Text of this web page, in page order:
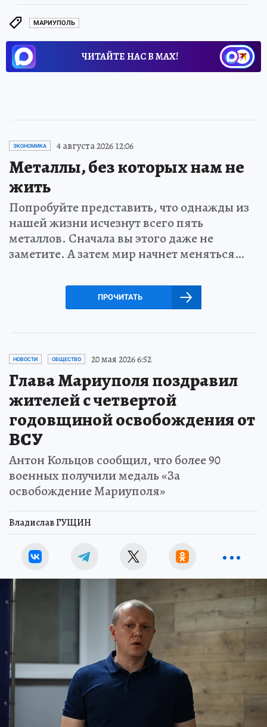
МАРИУПОЛЬ
ЧИТАЙТЕ НАС В МАХ!
ЭКОНОМИКА 4 августа 2026 12:06
Металлы, без которых нам не
жить
Попробуйте представить, что однажды из
нашей жизни исчезнут всего пять
металлов. Сначала вы этого даже не
заметите. А затем мир начнет меняться…
ПРОЧИТАТЬ
НОВОСТИ ОБЩЕСТВО 20 мая 2026 6:52
Глава Мариуполя поздравил
жителей с четвертой
годовщиной освобождения от
ВСУ
Антон Кольцов сообщил, что более 90
военных получили медаль «За
освобождение Мариуполя»
Владислав ГУЩИН